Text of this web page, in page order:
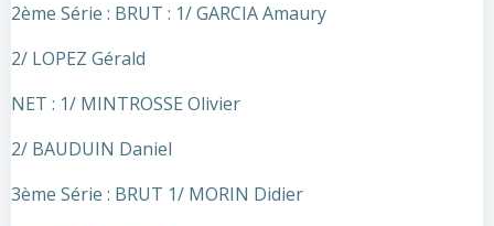
2ème Série : BRUT : 1/ GARCIA Amaury
2/ LOPEZ Gérald
NET : 1/ MINTROSSE Olivier
2/ BAUDUIN Daniel
3ème Série : BRUT 1/ MORIN Didier